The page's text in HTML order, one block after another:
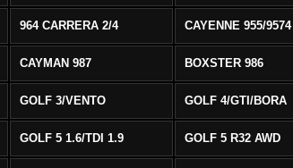
964 CARRERA 2/4 CAYENNE 955/9574
CAYMAN 987 BOXSTER 986
GOLF 3/VENTO GOLF 4/GTI/BORA
GOLF 5 1.6/TDI 1.9 GOLF 5 R32 AWD